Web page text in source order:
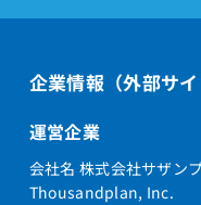
企業情報（外部サイ
運営企業
会社名 株式会社サザン
Thousandplan, Inc.